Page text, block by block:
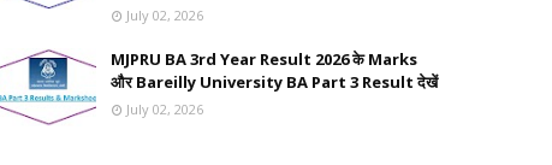
July 02, 2026
MJPRU BA 3rd Year Result 2026 के Marks
और Bareilly University BA Part 3 Result देखें
July 02, 2026